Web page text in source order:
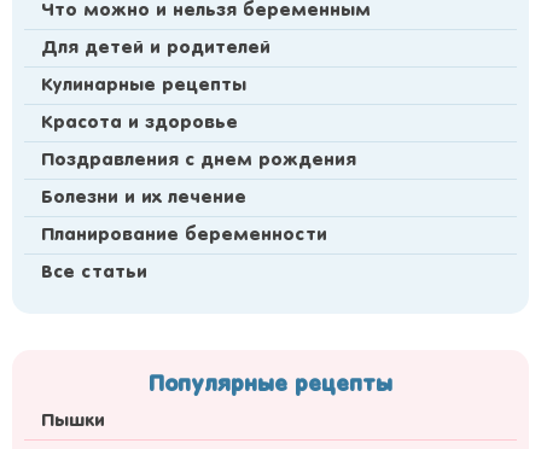
Что можно и нельзя беременным
Для детей и родителей
Кулинарные рецепты
Красота и здоровье
Поздравления с днем рождения
Болезни и их лечение
Планирование беременности
Все статьи
Популярные рецепты
Пышки